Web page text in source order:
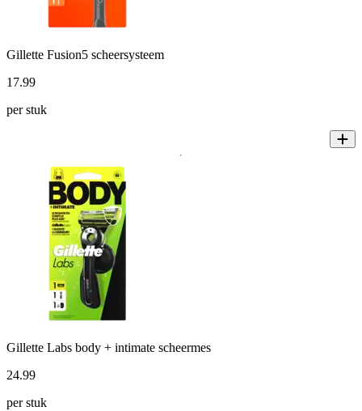
Gillette Fusion5 scheersysteem
17.99
per stuk
Gillette Labs body + intimate scheermes
24.99
per stuk